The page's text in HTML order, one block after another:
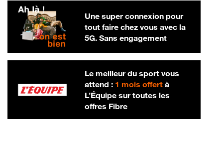
Une super connexion pour
tout faire chez vous avec la
5G. Sans engagement
Le meilleur du sport vous
attend : 1 mois offertà
L’Équipe sur toutes les
offres Fibre